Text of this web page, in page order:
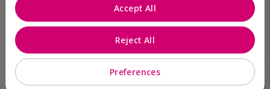
Preferences
Reject All
Accept All